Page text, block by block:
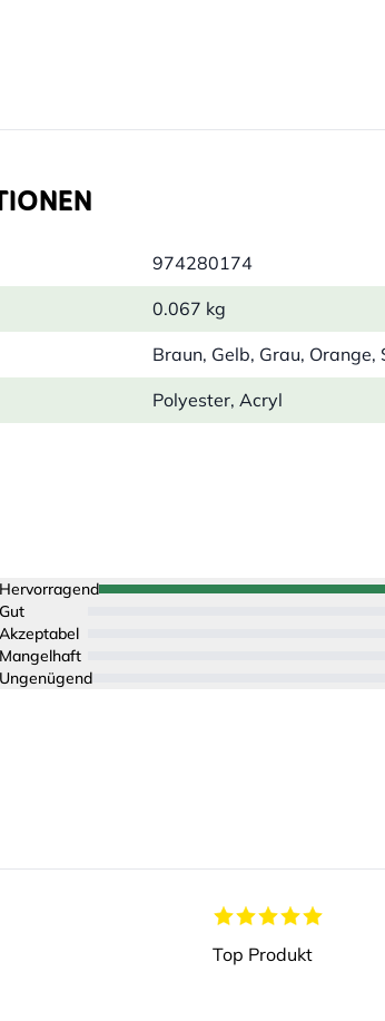
die Füllung besteht aus recycelten
974280174
0.067 kg
Braun, Gelb, Grau,
Polyester, Acryl
Hervorragend
Gut
Akzeptabel
Mangelhaft
Ungenügend
Top Produkt